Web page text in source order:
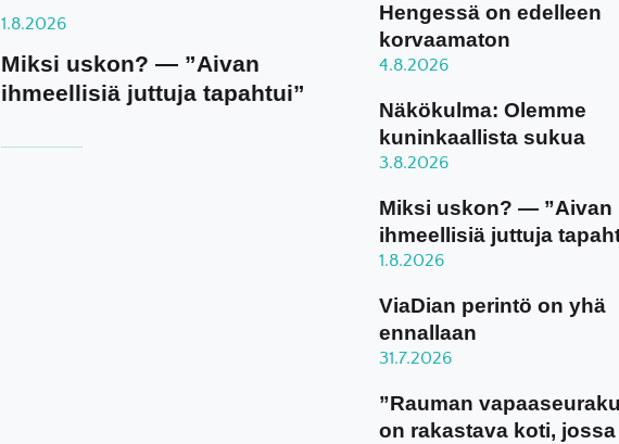
1.8.2026
Miksi uskon? — ”Aivan
ihmeellisiä juttuja tapahtui”
Hengessä on edelleen
korvaamaton
4.8.2026
Näkökulma: Olemme
kuninkaallista sukua
3.8.2026
Miksi uskon? — ”Aivan
ihmeellisiä juttuja
1.8.2026
ViaDian perintö on yhä
ennallaan
31.7.2026
”Rauman
on rakastava koti, jossa